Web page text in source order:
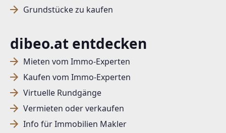
Grundstücke zu kaufen
dibeo.at entdecken
Mieten vom Immo-Experten
Kaufen vom Immo-Experten
Virtuelle Rundgänge
Vermieten oder verkaufen
Info für Immobilien Makler